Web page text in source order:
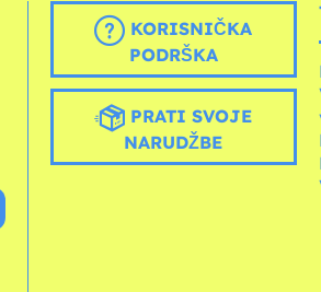
KORISNIČKA
PODRŠKA
PRATI SVOJE
NARUDŽBE